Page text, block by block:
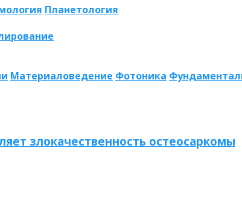
Планетология
Материаловедение Фотоника
злокачественность остеосаркомы